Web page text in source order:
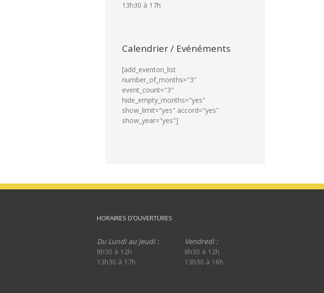
13h30 à 17h
Calendrier / Evénéments
[add_eventon_list
number_of_months="3"
event_count="3"
hide_empty_months="yes"
show_limit="yes" accord="yes"
show_year="yes"]
HORAIRES D’OUVERTURES
Du Lundi au Jeudi :
8h30 à 12h
13h30 à 17h
Vendredi :
8h30 à 12h
13h30 à 16h